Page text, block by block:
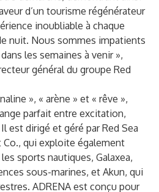
d’un tourisme régénérateur
inoubliable à chaque
nuit. Nous sommes impatients
les semaines à venir »,
général du groupe Red
», « arène » et « rêve »,
parfait entre excitation,
est dirigé et géré par Red Sea
qui exploite également
sports nautiques, Galaxea,
sous-marines, et Akun, qui
ADRENA est conçu pour